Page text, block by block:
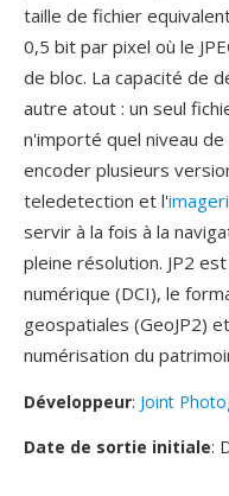
taille de fichier
0,5 bit par pixel où le
de bloc. La capacité de
autre atout : un seul
n'importé quel niveau
encoder plusieurs
teledetection et l'
servir à la fois à la
pleine résolution. JP2
numérique (DCI), le
geospatiales (GeoJP2)
numérisation du
Développeur: Joint
Date de sortie initiale: